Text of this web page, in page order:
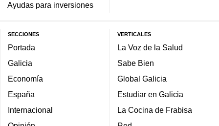
Ayudas para inversiones
SECCIONES
Portada
Galicia
Economía
España
Internacional
VERTICALES
La Voz de la Salud
Sabe Bien
Global Galicia
Estudiar en Galicia
La Cocina de Frabisa